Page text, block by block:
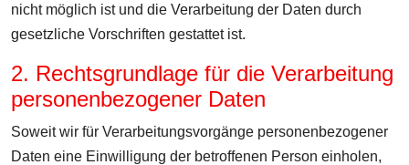
nicht möglich ist und die Verarbeitung der Daten durch
gesetzliche Vorschriften gestattet ist.
2. Rechtsgrundlage für die Verarbeitung
personenbezogener Daten
Soweit wir für Verarbeitungsvorgänge personenbezogener
Daten eine Einwilligung der betroffenen Person einholen,